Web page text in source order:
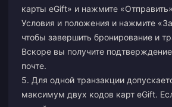
карты eGift» и нажмите
Условия и положения и нажмите
чтобы завершить бронирование и
Вскоре вы получите
почте.
5. Для одной транзакции
максимум двух кодов карт eGift.